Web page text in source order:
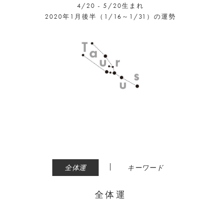
4/20 - 5/20生まれ
2020年1月後半（1/16～1/31）の運勢
全体運 | キーワード
全体運